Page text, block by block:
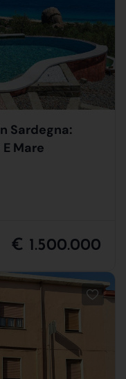
Sardegna:
Mare
€ 1.500.000